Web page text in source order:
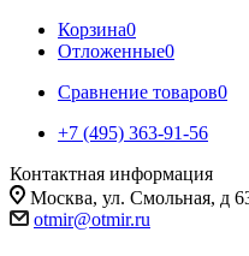
Корзина0
Отложенные0
Сравнение товаров0
+7 (495) 363-91-56
Контактная информация
Москва, ул. Смольная, д
otmir@otmir.ru